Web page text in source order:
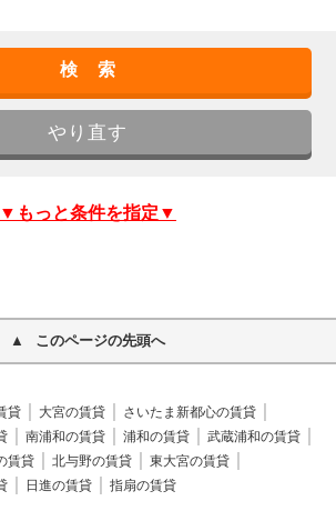
▼もっと条件を指定▼
このページの先頭へ
貸 大宮の賃貸
さいたま新都心の賃貸
南浦和の賃貸 浦和の賃貸
武蔵浦和の賃貸
賃貸 北与野の賃貸
東大宮の賃貸
日進の賃貸 指扇の賃貸